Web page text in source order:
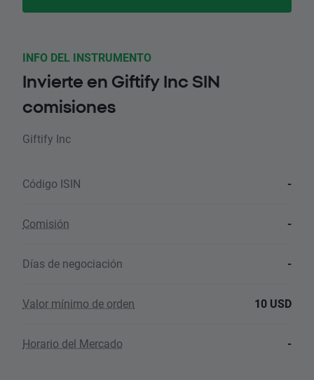
INFO DEL INSTRUMENTO
Invierte en Giftify Inc SIN
comisiones
Giftify Inc
Código ISIN -
Comisión -
Días de negociación -
Valor mínimo de orden 10 USD
Horario del Mercado -